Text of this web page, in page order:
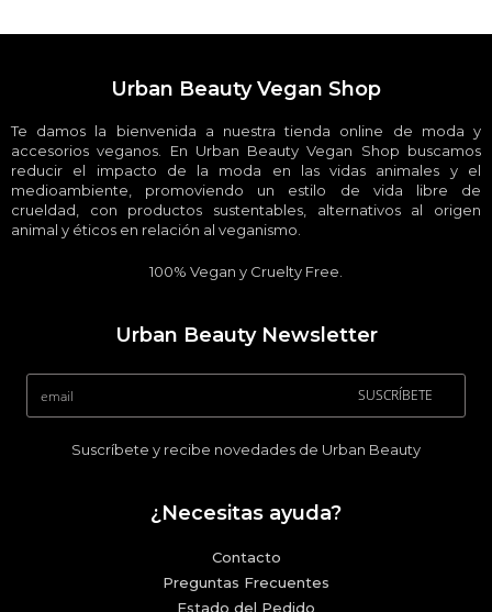
Urban Beauty Vegan Shop
Te damos la bienvenida a nuestra tienda online de moda y
accesorios veganos. En Urban Beauty Vegan Shop buscamos
reducir el impacto de la moda en las vidas animales y el
medioambiente, promoviendo un estilo de vida libre de
crueldad, con productos sustentables, alternativos al origen
animal y éticos en relación al veganismo.
100% Vegan y Cruelty Free.
Urban Beauty Newsletter
SUSCRÍBETE
Suscríbete y recibe novedades de Urban Beauty
¿Necesitas ayuda?
Contacto
Preguntas Frecuentes
Estado del Pedido